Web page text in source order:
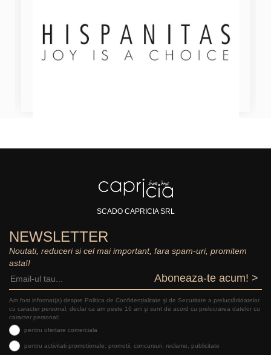
SCADO CAPRICIA SRL
NEWSLETTER
Noutati, reduceri si cel mai important, fara spam-uri, promitem
asta!!
Aboneaza-te acum! >
Am fost informat(a) despre Politica de Confidențialitate şi de Securitate a prelucrăriidatelor
cu caracter personal, declar ca am peste 16 ani și sunt de acord cu prelucrarea datelor cu
caracter personal:
pentru ofertare comerciala
pentru activitati promotionale: promotii, concursuri, reclame, publicitate